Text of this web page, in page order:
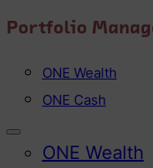
Portfolio
ONE Wealth
ONE Cash
ONE Wealth